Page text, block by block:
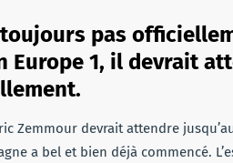
toujours pas
Europe 1, il devrait
Zemmour devrait attendre
a bel et bien déjà commencé.